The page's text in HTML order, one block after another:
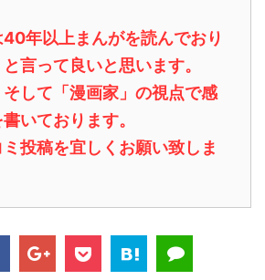
年以上まんがを読んでおり
と言って良いと思います。
そして「漫画家」の視点で感
いております。
投稿を宜しくお願い致しま